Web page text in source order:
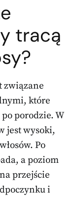
tracą
związane
które
porodzie. W
jest wysoki,
Po
a poziom
przejście
i